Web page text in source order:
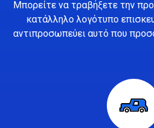
Μπορείτε να τραβήξετε την
κατάλληλο λογότυπο
αντιπροσωπεύει αυτό που